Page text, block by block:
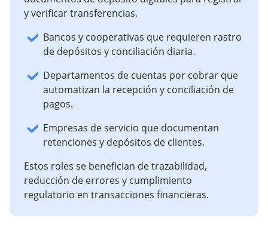
y verificar transferencias.
Bancos y cooperativas que requieren rastro
de depósitos y conciliación diaria.
Departamentos de cuentas por cobrar que
automatizan la recepción y conciliación de
pagos.
Empresas de servicio que documentan
retenciones y depósitos de clientes.
Estos roles se benefician de trazabilidad,
reducción de errores y cumplimiento
regulatorio en transacciones financieras.